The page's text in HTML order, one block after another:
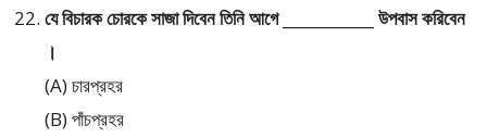
যে বিচারক চোরকে সাজা দিবেন তিনি আগে ____________ উপবাস করিবেন
।
(A) চারপ্রহর
(B) পাঁচপ্রহর